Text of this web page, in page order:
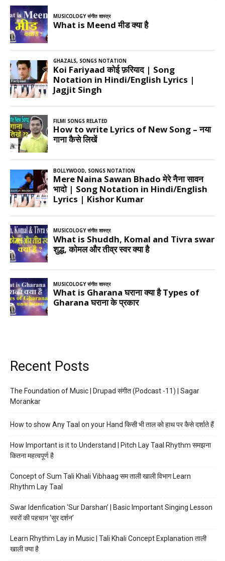
Recent Posts
The Foundation of Music | Drupad संगीत (Podcast -11) | Sagar
Morankar
How to show Any Taal on your Hand किसी भी ताल को हाथ पर कैसे दर्शाते हैं
How Important is it to Understand | Pitch Lay Taal Rhythm समझना
कितना महत्वपूर्ण है
Concept of Sum Tali Khali Vibhaag सम ताली खाली विभाग Learn
Rhythm Lay Taal
Swar Idenfication ‘Sur Darshan’ | Basic Important Singing Lesson
स्वरों की पहचान ‘सुर दर्शन’
Learn Rhythm Lay in Music | Tali Khali Concept Explanation ताली
खाली क्या है